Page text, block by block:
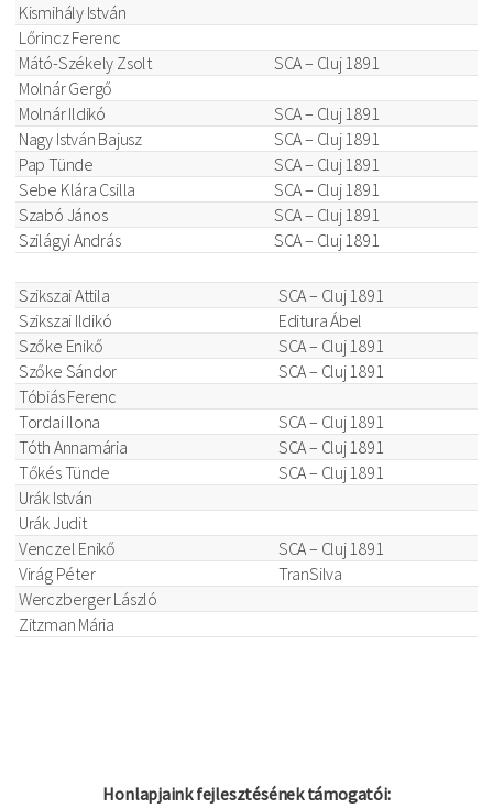
Kismihály István
Lőrincz Ferenc
Mátó-Székely Zsolt
SCA – Cluj 1891
Molnár Gergő
Molnár Ildikó
SCA – Cluj 1891
Nagy István Bajusz
SCA – Cluj 1891
Pap Tünde
SCA – Cluj 1891
Sebe Klára Csilla
SCA – Cluj 1891
Szabó János
SCA – Cluj 1891
Szilágyi András
SCA – Cluj 1891
Szikszai Attila
SCA – Cluj 1891
Szikszai Ildikó
Editura Ábel
Szőke Enikő
SCA – Cluj 1891
Szőke Sándor
SCA – Cluj 1891
Tóbiás Ferenc
Tordai Ilona
SCA – Cluj 1891
Tóth Annamária
SCA – Cluj 1891
Tőkés Tünde
SCA – Cluj 1891
Urák István
Urák Judit
Venczel Enikő
SCA – Cluj 1891
Virág Péter
TranSilva
Werczberger László
Zitzman Mária
Honlapjaink fejlesztésének támogatói: